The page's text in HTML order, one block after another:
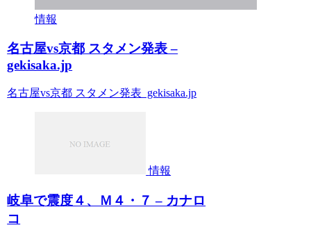
情報
名古屋vs京都 スタメン発表 –
gekisaka.jp
名古屋vs京都 スタメン発表 gekisaka.jp
情報
岐阜で震度４、Ｍ４・７ – カナロ
コ